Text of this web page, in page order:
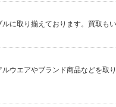
に取り揃えております。買取もい
ウエアやブランド商品などを取